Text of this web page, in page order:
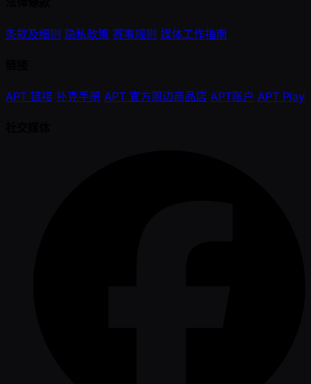
条款及细则 隐私政策 赛事规则 媒体工作指南
APT 链接 扑克手册 APT 官方周边商品店 APT账户 APT Play